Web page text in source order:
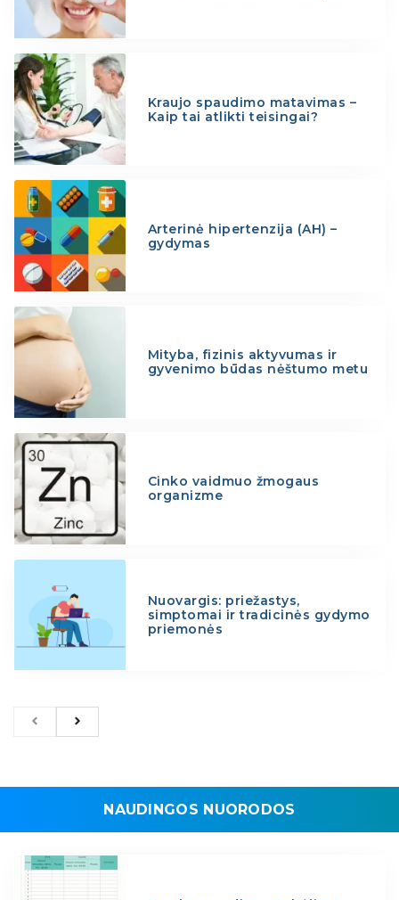
Kraujo spaudimo matavimas –
Kaip tai atlikti teisingai?
Arterinė hipertenzija (AH) –
gydymas
Mityba, fizinis aktyvumas ir
gyvenimo būdas nėštumo metu
Cinko vaidmuo žmogaus
organizme
Nuovargis: priežastys,
simptomai ir tradicinės gydymo
priemonės
NAUDINGOS NUORODOS